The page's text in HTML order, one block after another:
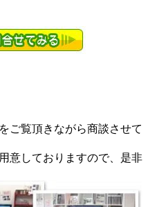
ご覧頂きながら商談させて
意しておりますので、是非